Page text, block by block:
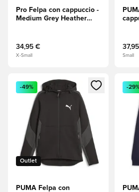
Pro Felpa con cappuccio -
Medium Grey Heather
34,95 €
X-Small Small
Apre una finestra modale per
Outlet
-49%
PUMA Felpa con
-